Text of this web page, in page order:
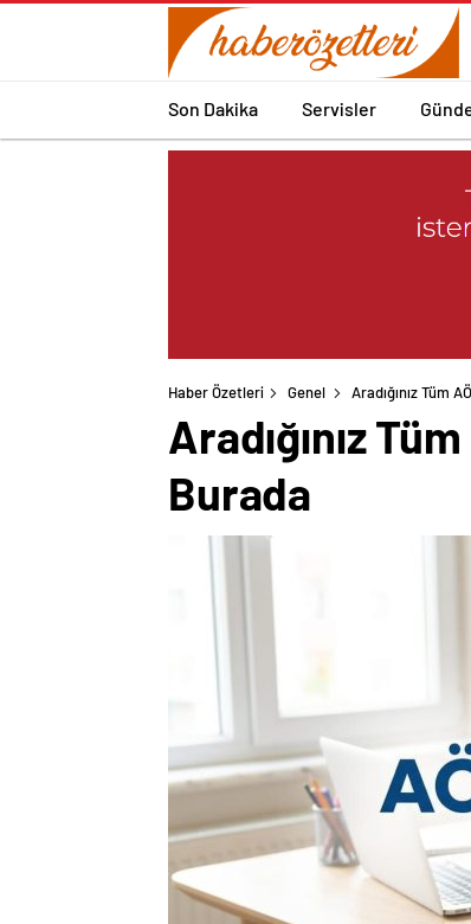
Son Dakika Servisler
Haber Özetleri Genel Aradığınız Tüm
Aradığınız
Burada